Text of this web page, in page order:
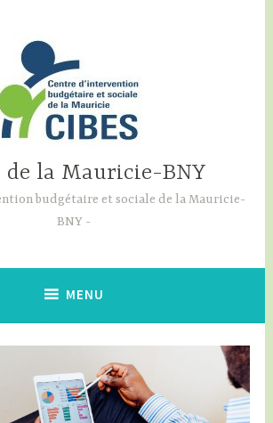
de la Mauricie-BNY
budgétaire et sociale de la Mauricie-
BNY
MENU